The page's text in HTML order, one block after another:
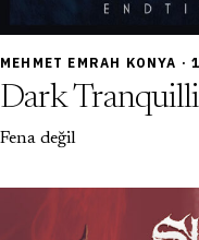
7,0
MEHMET EMRAH KONYA
Dark
Fena değil